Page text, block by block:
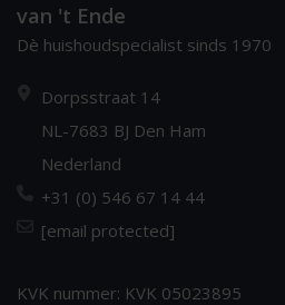
van 't Ende
Dè huishoudspecialist sinds 1970
Dorpsstraat 14
NL-7683 BJ Den Ham
Nederland
+31 (0) 546 67 14 44
[email protected]
KVK nummer: KVK 05023895